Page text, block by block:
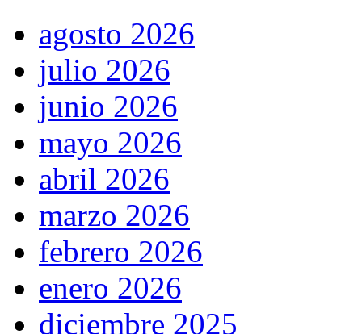
agosto 2026
julio 2026
junio 2026
mayo 2026
abril 2026
marzo 2026
febrero 2026
enero 2026
diciembre 2025